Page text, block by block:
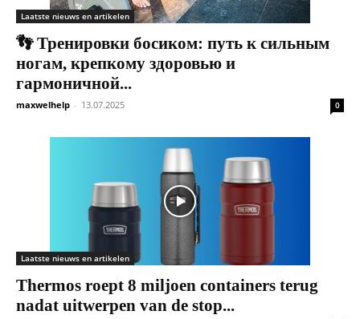
Laatste nieuws en artikelen
👣 Тренировки босиком: путь к сильным
ногам, крепкому здоровью и
гармоничной...
maxwelhelp - 13.07.2025 0
Laatste nieuws en artikelen
Thermos roept 8 miljoen containers terug
nadat uitwerpen van de stop...